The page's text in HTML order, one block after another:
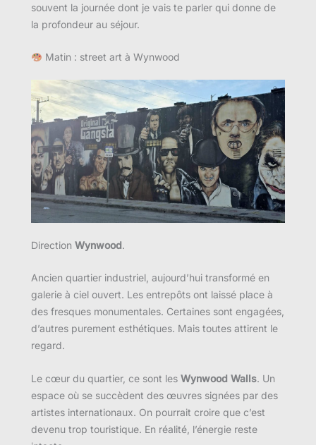
souvent la journée dont je vais te parler qui donne de
la profondeur au séjour.
Matin : street art à Wynwood
Direction Wynwood.
Ancien quartier industriel, aujourd’hui transformé en
galerie à ciel ouvert. Les entrepôts ont laissé place à
des fresques monumentales. Certaines sont engagées,
d’autres purement esthétiques. Mais toutes attirent le
regard.
Le cœur du quartier, ce sont les Wynwood Walls. Un
espace où se succèdent des œuvres signées par des
artistes internationaux. On pourrait croire que c’est
devenu trop touristique. En réalité, l’énergie reste